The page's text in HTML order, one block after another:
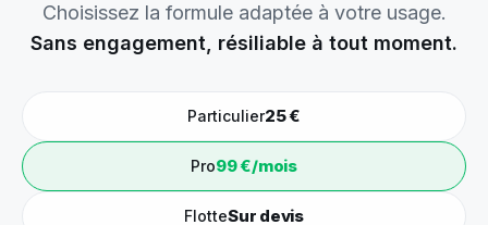
Choisissez la formule adaptée à votre usage.
Sans engagement, résiliable à tout moment.
Particulier25 €
Pro99 €/mois
FlotteSur devis